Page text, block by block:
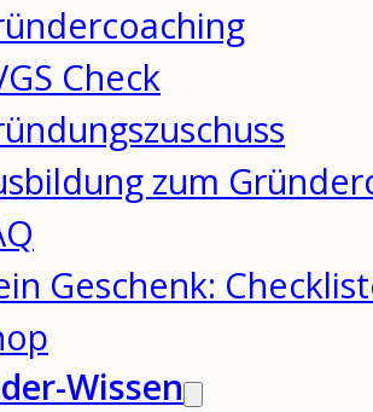
Check
zum
Geschenk:
Wissen